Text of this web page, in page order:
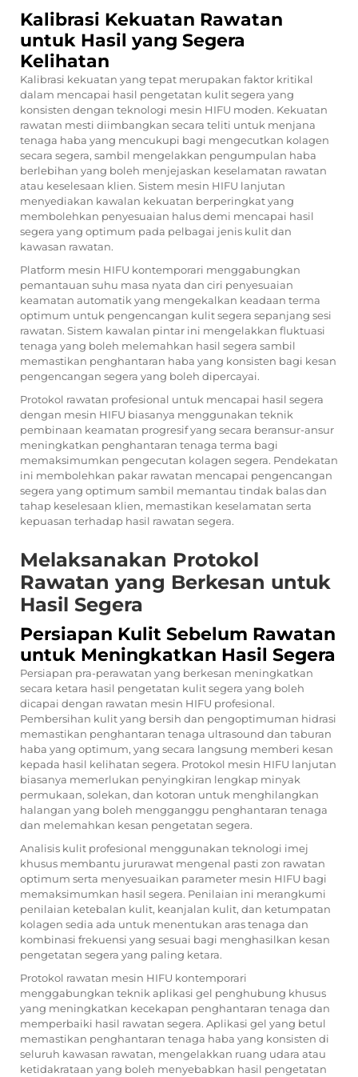
Kalibrasi Kekuatan Rawatan
untuk Hasil yang Segera
Kelihatan
Kalibrasi kekuatan yang tepat merupakan faktor kritikal
dalam mencapai hasil pengetatan kulit segera yang
konsisten dengan teknologi mesin HIFU moden. Kekuatan
rawatan mesti diimbangkan secara teliti untuk menjana
tenaga haba yang mencukupi bagi mengecutkan kolagen
secara segera, sambil mengelakkan pengumpulan haba
berlebihan yang boleh menjejaskan keselamatan rawatan
atau keselesaan klien. Sistem mesin HIFU lanjutan
menyediakan kawalan kekuatan berperingkat yang
membolehkan penyesuaian halus demi mencapai hasil
segera yang optimum pada pelbagai jenis kulit dan
kawasan rawatan.
Platform mesin HIFU kontemporari menggabungkan
pemantauan suhu masa nyata dan ciri penyesuaian
keamatan automatik yang mengekalkan keadaan terma
optimum untuk pengencangan kulit segera sepanjang sesi
rawatan. Sistem kawalan pintar ini mengelakkan fluktuasi
tenaga yang boleh melemahkan hasil segera sambil
memastikan penghantaran haba yang konsisten bagi kesan
pengencangan segera yang boleh dipercayai.
Protokol rawatan profesional untuk mencapai hasil segera
dengan mesin HIFU biasanya menggunakan teknik
pembinaan keamatan progresif yang secara beransur-ansur
meningkatkan penghantaran tenaga terma bagi
memaksimumkan pengecutan kolagen segera. Pendekatan
ini membolehkan pakar rawatan mencapai pengencangan
segera yang optimum sambil memantau tindak balas dan
tahap keselesaan klien, memastikan keselamatan serta
kepuasan terhadap hasil rawatan segera.
Melaksanakan Protokol
Rawatan yang Berkesan untuk
Hasil Segera
Persiapan Kulit Sebelum Rawatan
untuk Meningkatkan Hasil Segera
Persiapan pra-perawatan yang berkesan meningkatkan
secara ketara hasil pengetatan kulit segera yang boleh
dicapai dengan rawatan mesin HIFU profesional.
Pembersihan kulit yang bersih dan pengoptimuman hidrasi
memastikan penghantaran tenaga ultrasound dan taburan
haba yang optimum, yang secara langsung memberi kesan
kepada hasil kelihatan segera. Protokol mesin HIFU lanjutan
biasanya memerlukan penyingkiran lengkap minyak
permukaan, solekan, dan kotoran untuk menghilangkan
halangan yang boleh mengganggu penghantaran tenaga
dan melemahkan kesan pengetatan segera.
Analisis kulit profesional menggunakan teknologi imej
khusus membantu jururawat mengenal pasti zon rawatan
optimum serta menyesuaikan parameter mesin HIFU bagi
memaksimumkan hasil segera. Penilaian ini merangkumi
penilaian ketebalan kulit, keanjalan kulit, dan ketumpatan
kolagen sedia ada untuk menentukan aras tenaga dan
kombinasi frekuensi yang sesuai bagi menghasilkan kesan
pengetatan segera yang paling ketara.
Protokol rawatan mesin HIFU kontemporari
menggabungkan teknik aplikasi gel penghubung khusus
yang meningkatkan kecekapan penghantaran tenaga dan
memperbaiki hasil rawatan segera. Aplikasi gel yang betul
memastikan penghantaran tenaga haba yang konsisten di
seluruh kawasan rawatan, mengelakkan ruang udara atau
ketidakrataan yang boleh menyebabkan hasil pengetatan